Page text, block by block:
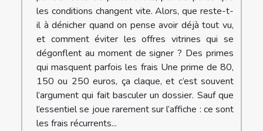
les conditions changent vite. Alors, que reste-t-
il à dénicher quand on pense avoir déjà tout vu,
et comment éviter les offres vitrines qui se
dégonflent au moment de signer ? Des primes
qui masquent parfois les frais Une prime de 80,
150 ou 250 euros, ça claque, et c’est souvent
l’argument qui fait basculer un dossier. Sauf que
l’essentiel se joue rarement sur l’affiche : ce sont
les frais récurrents...